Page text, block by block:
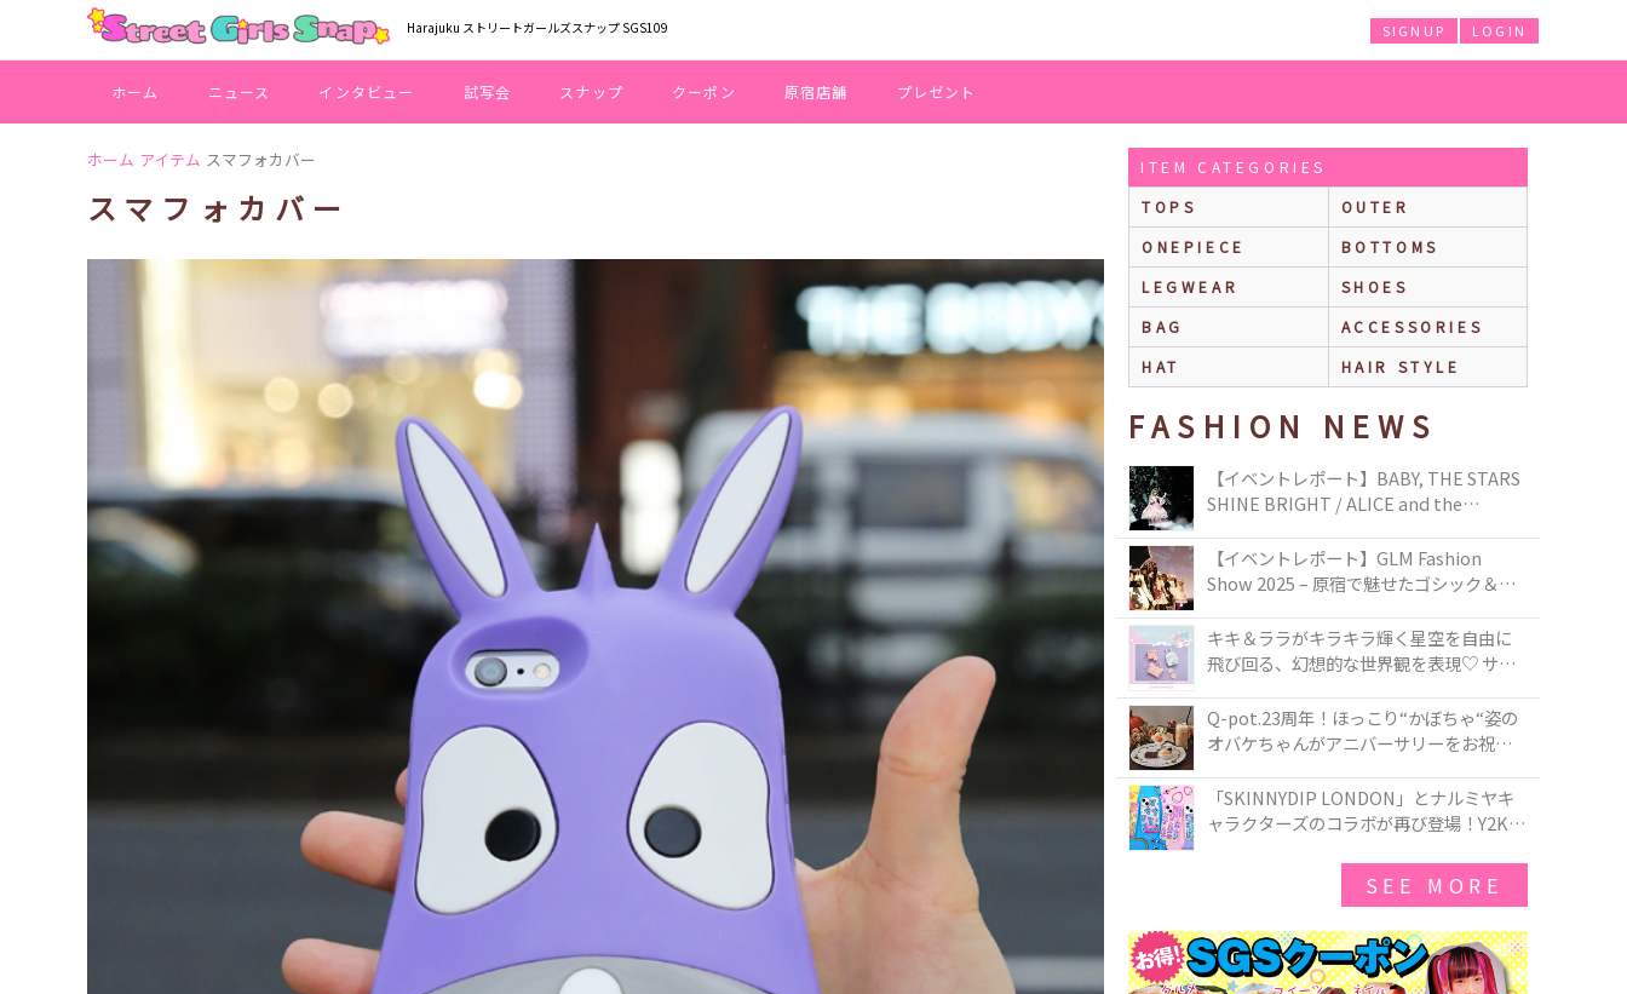
Harajuku ストリートガールズスナップ SGS109 LOGIN
SIGNUP
ホーム ニュース インタビュー 試写会 スナップ クーポン 原宿店舗 プレゼント
ホーム アイテム スマフォカバー
スマフォカバー
ITEM CATEGORIES
TOPS
OUTER
ONEPIECE
BOTTOMS
LEGWEAR
SHOES
BAG
ACCESSORIES
HAT
HAIR STYLE
FASHION NEWS
【イベントレポート】BABY, THE STARS
SHINE BRIGHT / ALICE and the
TOKYO
【イベントレポート】GLM Fashion
Show 2025 – 原宿で魅せたゴシック＆ロ
キキ＆ララがキラキラ輝く星空を自由に
飛び回る、幻想的な世界観を表現♡ サマ
50周年アニバーサリーイヤー』を記念し
たコレクションが登場
Q-pot.23周年！ほっこり“かぼちゃ“姿の
オバケちゃんがアニバーサリーをお祝い
ー」が新発売！Q-pot CAFE.では「かぼち
ゃのオバケーキプレート」も登場
「SKINNYDIP LONDON」とナルミヤキ
ャラクターズのコラボが再び登場！Y2Kム
SEE MORE